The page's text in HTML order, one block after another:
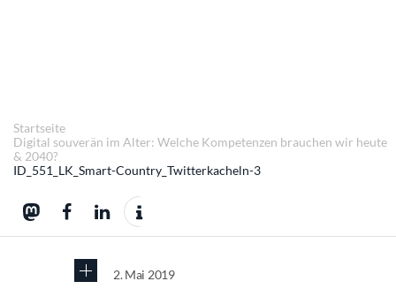
Startseite
Digital souverän im Alter: Welche Kompetenzen brauchen wir heute
& 2040?
ID_551_LK_Smart-Country_Twitterkacheln-3
2. Mai 2019